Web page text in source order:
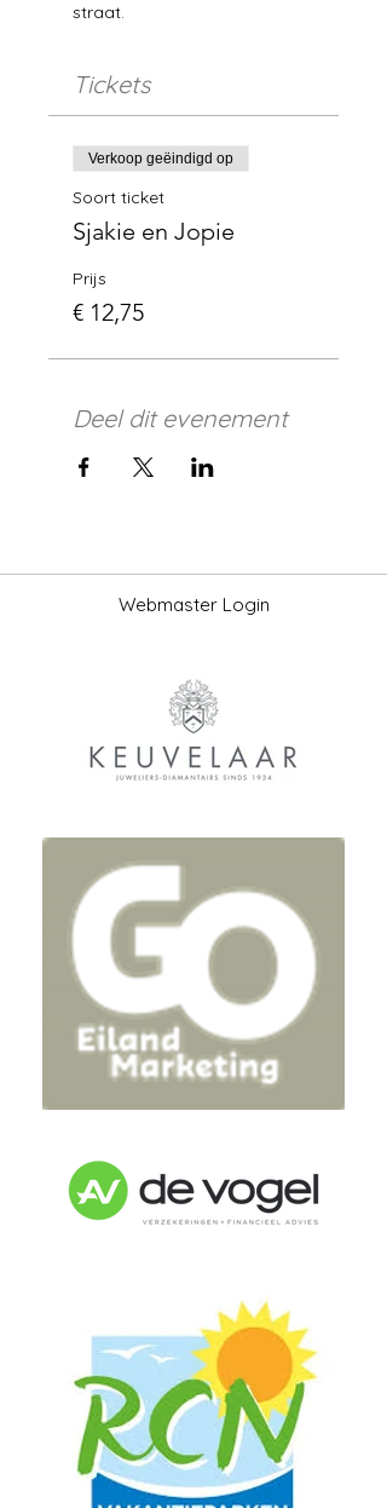
straat.
Tickets
Verkoop geëindigd op
Soort ticket
Sjakie en Jopie
Prijs
€ 12,75
Deel dit evenement
Webmaster Login